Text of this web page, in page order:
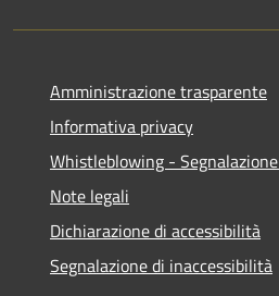
Amministrazione trasparente
Informativa privacy
Whistleblowing -
Note legali
Dichiarazione di accessibilità
Segnalazione di inaccessibilità